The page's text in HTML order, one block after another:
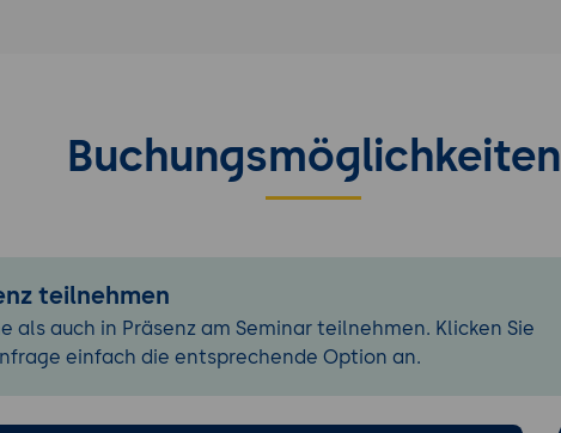
Buchungsmöglichkeiten
teilnehmen
als auch in Präsenz am Seminar teilnehmen. Klicken Sie
einfach die entsprechende Option an.